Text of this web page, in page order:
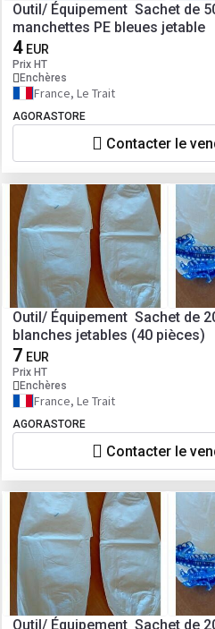
Outil/ Équipement Sachet de
manchettes PE bleues jetable
4 EUR
Prix HT
Enchères
France, Le Trait
AGORASTORE
Contacter le
Outil/ Équipement Sachet de
blanches jetables (40 pièces)
7 EUR
Prix HT
Enchères
France, Le Trait
AGORASTORE
Contacter le
Outil/ Équipement Sachet de